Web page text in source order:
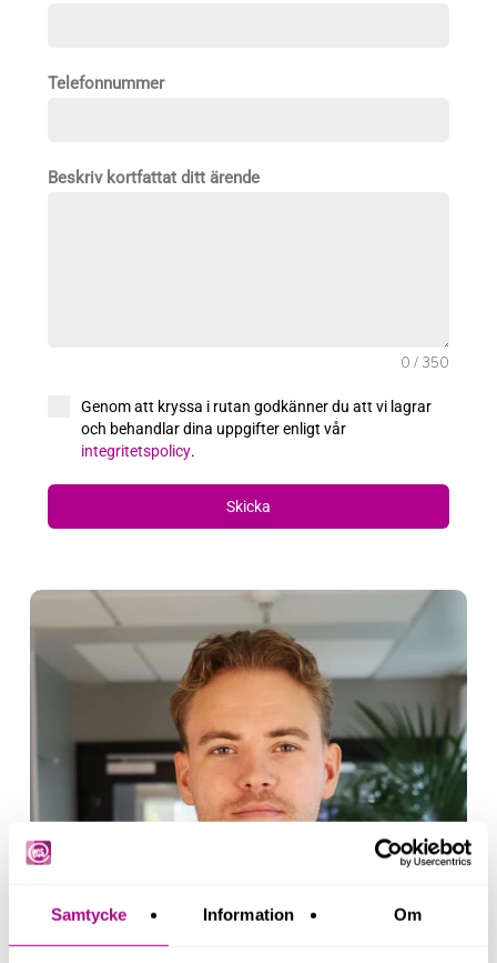
Samtycke Information Om
Telefonnummer
Beskriv kortfattat ditt ärende
0 / 350
Genom att kryssa i rutan godkänner du att vi lagrar
och behandlar dina uppgifter enligt vår
integritetspolicy.
Skicka